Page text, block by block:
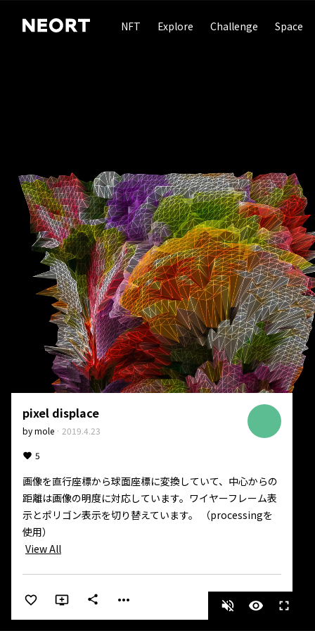
NFT Explore Challenge Space
pixel displace
bymole · 2019.4.23
5
画像を直行座標から球面座標に変換していて、中心からの
距離は画像の明度に対応しています。ワイヤーフレーム表
示とポリゴン表示を切り替えています。 （processingを
View All
share more_horiz volume_off visibility fullscreen